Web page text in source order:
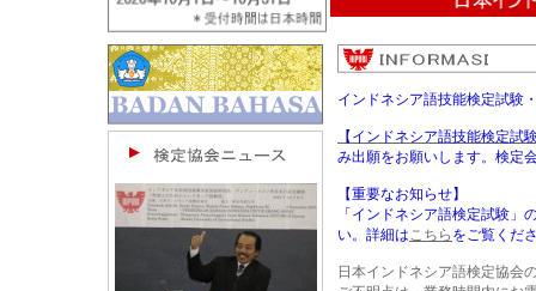
インドネシア語技能検定試験
【インドネシア語技能検定試
み出願をお願いします。検定
【重要なお知らせ】
「インドネシア語検定試験」
い。詳細はこちら をご覧くだ
日本インドネシア語検定協会